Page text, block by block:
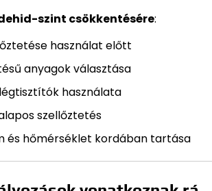
szint csökkentésére:
használat előtt
anyagok választása
használata
szellőztetés
és hőmérséklet kordában tartása